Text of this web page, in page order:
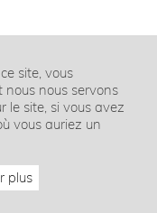
site, vous
nous nous servons
le site, si vous avez
vous auriez un
plus